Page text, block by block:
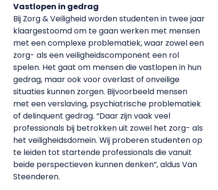
Vastlopen in gedrag
Bij Zorg & Veiligheid worden studenten in twee jaar
klaargestoomd om te gaan werken met mensen
met een complexe problematiek, waar zowel een
zorg- als een veiligheidscomponent een rol
spelen. Het gaat om mensen die vastlopen in hun
gedrag, maar ook voor overlast of onveilige
situaties kunnen zorgen. Bijvoorbeeld mensen
met een verslaving, psychiatrische problematiek
of delinquent gedrag. “Daar zijn vaak veel
professionals bij betrokken uit zowel het zorg- als
het veiligheidsdomein. Wij proberen studenten op
te leiden tot startende professionals die vanuit
beide perspectieven kunnen denken”, aldus Van
Steenderen.